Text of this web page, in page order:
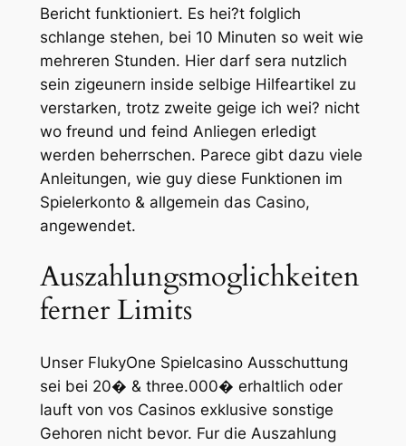
Bericht funktioniert. Es hei?t folglich
schlange stehen, bei 10 Minuten so weit wie
mehreren Stunden. Hier darf sera nutzlich
sein zigeunern inside selbige Hilfeartikel zu
verstarken, trotz zweite geige ich wei? nicht
wo freund und feind Anliegen erledigt
werden beherrschen. Parece gibt dazu viele
Anleitungen, wie guy diese Funktionen im
Spielerkonto & allgemein das Casino,
angewendet.
Auszahlungsmoglichkeiten
ferner Limits
Unser FlukyOne Spielcasino Ausschuttung
sei bei 20� & three.000� erhaltlich oder
lauft von vos Casinos exklusive sonstige
Gehoren nicht bevor. Fur die Auszahlung